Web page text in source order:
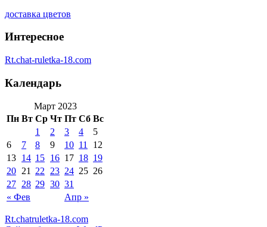
доставка цветов
Интересное
Rt.chat-ruletka-18.com
Календарь
Март 2023
Пн Вт Ср Чт Пт Сб Вс
« Фев Апр »
1 2 3 4
5
6
7 8 9 10 11
12
13 14 15 16 17 18 19
20 21 22 23 24 25 26
27 28 29 30 31
Rt.chatruletka-18.com